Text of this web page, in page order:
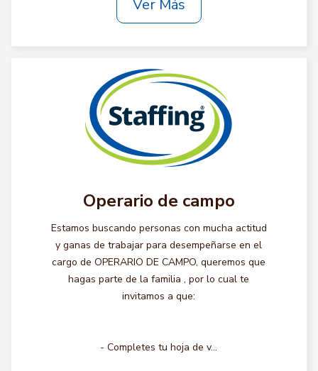
Ver Más
Operario de campo
Estamos buscando personas con mucha actitud
y ganas de trabajar para desempeñarse en el
cargo de OPERARIO DE CAMPO, queremos que
hagas parte de la familia , por lo cual te
invitamos a que:
- Completes tu hoja de v...